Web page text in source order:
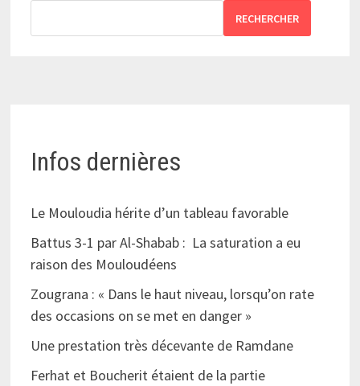
RECHERCHER
Infos dernières
Le Mouloudia hérite d’un tableau favorable
Battus 3-1 par Al-Shabab : La saturation a eu
raison des Mouloudéens
Zougrana : « Dans le haut niveau, lorsqu’on rate
des occasions on se met en danger »
Une prestation très décevante de Ramdane
Ferhat et Boucherit étaient de la partie